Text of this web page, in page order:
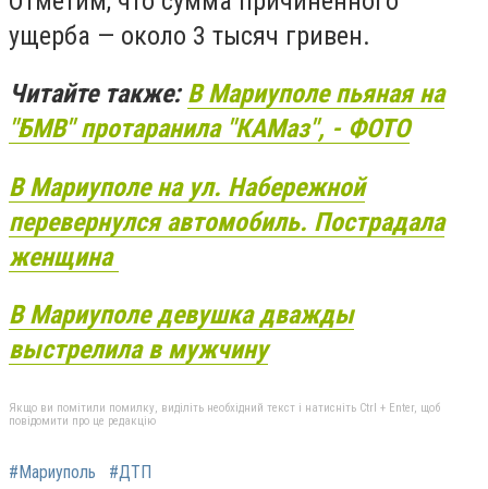
ущерба — около 3 тысяч гривен.
Читайте также:В Мариуполе пьяная на
"БМВ" протаранила "КАМаз", - ФОТО
В Мариуполе на ул. Набережной
перевернулся автомобиль. Пострадала
женщина
В Мариуполе девушка дважды
выстрелила в мужчину
Якщо ви помітили помилку, виділіть необхідний текст і натисніть Ctrl + Enter, щоб
повідомити про це редакцію
#Мариуполь #ДТП